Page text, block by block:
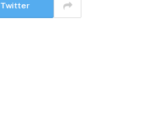
Twitter